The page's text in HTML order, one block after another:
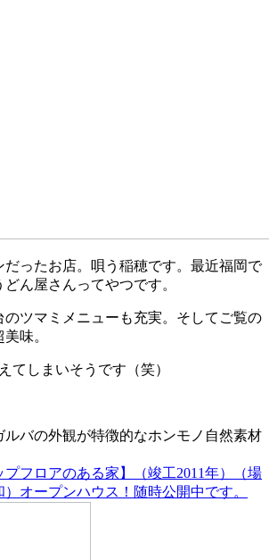
だったお店。唄う稲穂です。最近福岡で
ん屋さんってやつです。
のツマミメニューも充実。そしてご覧の
味。
てしまいそうです（笑）
ルバの外観が特徴的なホンモノ自然素材
フロアのある家】（竣工2011年）（場
オープンハウス！随時公開中です。